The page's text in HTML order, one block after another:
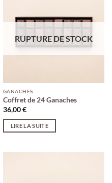
RUPTURE DE STOCK
GANACHES
Coffret de 24 Ganaches
36,00€
LIRE LA SUITE